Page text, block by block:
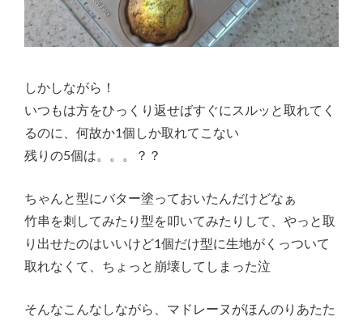
しかしながら！
いつもは方をひっくり返せばすぐにスルッと取れてく
るのに、何故か1個しか取れてこない
残りの5個は。。。？？
ちゃんと型にバター塗っておいたんだけどなぁ
竹串を刺してみたり型を叩いてみたりして、やっと取
り出せたのはいいけど1個だけ型に生地がくっついて
取れなくて、ちょっと崩壊してしまった泣
そんなこんなしながら、マドレーヌがほんのりあたた